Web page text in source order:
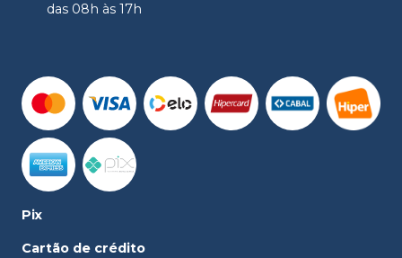
das 08h às 17h
Pix
Cartão de crédito